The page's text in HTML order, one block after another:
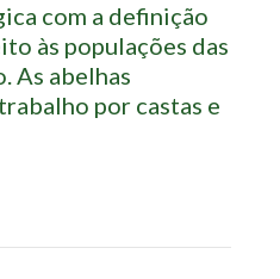
com a definição
às populações das
As abelhas
por castas e